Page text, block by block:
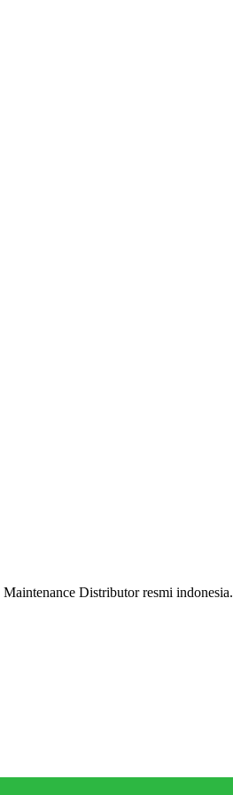
Distributor resmi indonesia.